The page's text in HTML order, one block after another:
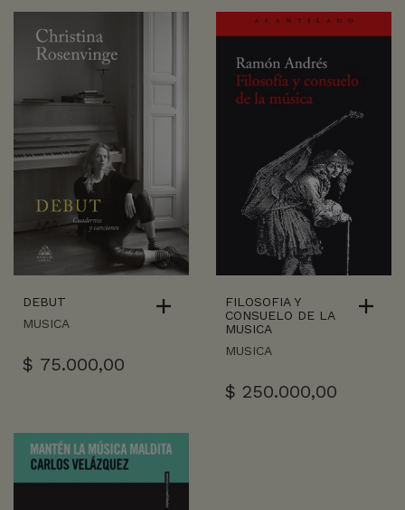
DEBUT
MUSICA
$ 75.000,00
FILOSOFIA Y
CONSUELO DE LA
MUSICA
MUSICA
$ 250.000,00